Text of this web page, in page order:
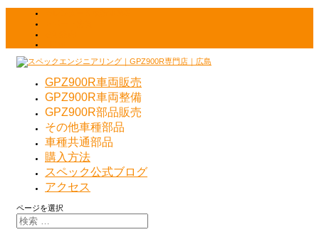
GPZ900R車両販売
GPZ900R車両整備
GPZ900R部品販売
その他車種部品
車種共通部品
購入方法
スペック公式ブログ
アクセス
ページを選択